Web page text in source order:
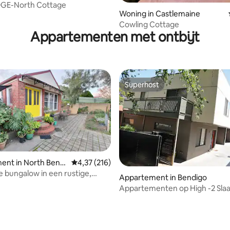
North Cottage
Woning in Castlemaine
Cowling Cottage
Appartementen met ontbijt
van 4,94 uit 5, 78 recensies
in North Bendi
Gemiddelde beoordeling van 4,37 uit 5, 216
4,37 (216)
bungalow in een rustige,
Superhost
Superhost
Appartement in Bendigo
Appartementen op High -2